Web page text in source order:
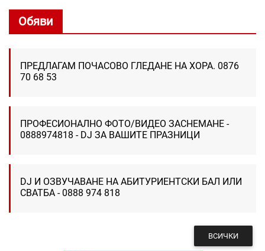
Обяви
ПРЕДЛАГАМ ПОЧАСОВО ГЛЕДАНЕ НА ХОРА. 0876
70 68 53
ПРОФЕСИОНАЛНО ФОТО/ВИДЕО ЗАСНЕМАНЕ -
0888974818 - DJ ЗА ВАШИТЕ ПРАЗНИЦИ
DJ И ОЗВУЧАВАНЕ НА АБИТУРИЕНТСКИ БАЛ ИЛИ
СВАТБА - 0888 974 818
ВСИЧКИ